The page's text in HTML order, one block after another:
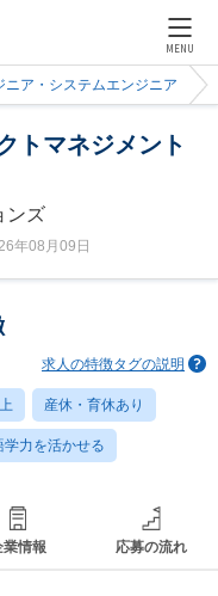
MENU
ニア・システムエンジニア
トマネジメント
ンズ
年08月09日
求人の特徴タグの説明
産休・育休あり
学力を活かせる
業情報 応募の流れ